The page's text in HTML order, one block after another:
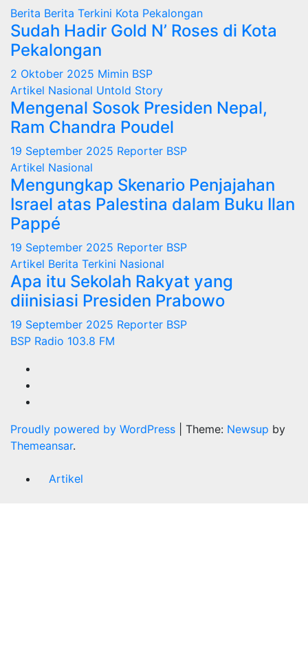
Berita Berita Terkini Kota Pekalongan
Sudah Hadir Gold N’ Roses di Kota
Pekalongan
2 Oktober 2025 Mimin BSP
Artikel Nasional Untold Story
Mengenal Sosok Presiden Nepal,
Ram Chandra Poudel
19 September 2025 Reporter BSP
Artikel Nasional
Mengungkap Skenario Penjajahan
Israel atas Palestina dalam Buku Ilan
Pappé
19 September 2025 Reporter BSP
Artikel Berita Terkini Nasional
Apa itu Sekolah Rakyat yang
diinisiasi Presiden Prabowo
19 September 2025 Reporter BSP
BSP Radio 103.8 FM
Proudly powered by WordPress Theme: Newsup by
Themeansar.
Artikel